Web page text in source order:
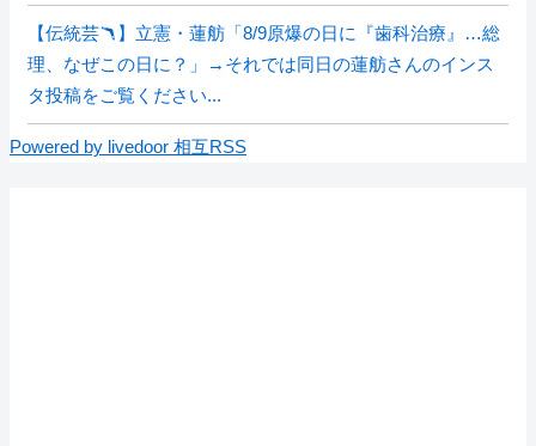
【伝統芸🪃】立憲・蓮舫「8/9原爆の日に『歯科治療』…総
理、なぜこの日に？」→それでは同日の蓮舫さんのインス
タ投稿をご覧ください...
Powered by livedoor 相互RSS